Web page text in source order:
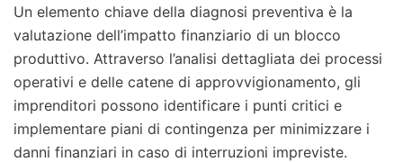
Un elemento chiave della diagnosi preventiva è la
valutazione dell’impatto finanziario di un blocco
produttivo. Attraverso l’analisi dettagliata dei processi
operativi e delle catene di approvvigionamento, gli
imprenditori possono identificare i punti critici e
implementare piani di contingenza per minimizzare i
danni finanziari in caso di interruzioni impreviste.